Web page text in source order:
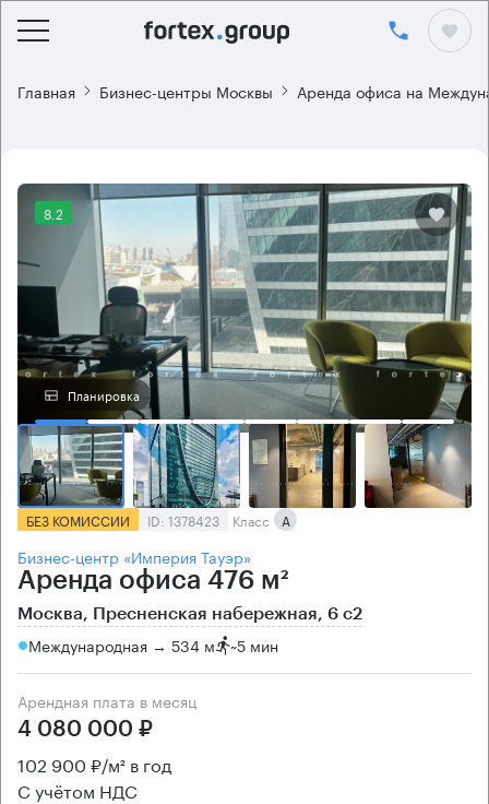
Главная Бизнес-центры Москвы Аренда офиса на
8.2
Планировка
БЕЗ КОМИССИИ ID: 1378423 Класс А
Бизнес-центр «Империя Тауэр»
Аренда офиса 476 м²
Москва, Пресненская набережная, 6 с2
Международная → 534 м ~5 мин
Арендная плата в месяц
4 080 000 ₽
102 900 ₽/м² в год
С учётом НДС